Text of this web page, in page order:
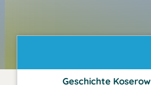
Geschichte Koserow